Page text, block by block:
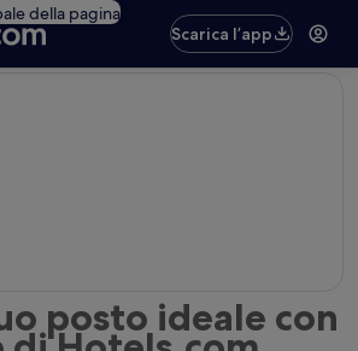
della pagina
Scarica l’app
posto ideale con